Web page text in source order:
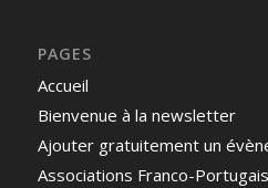
PAGES
Accueil
Bienvenue à la newsletter
Ajouter gratuitement un
Associations Franco-